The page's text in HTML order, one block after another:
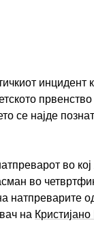
инцидент
првенство
се најде
во
во
натпреварите
на